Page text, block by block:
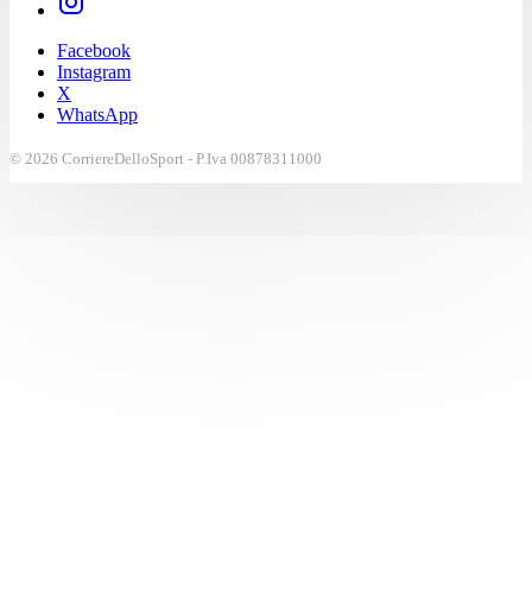
Facebook
Instagram
X
WhatsApp
© 2026 CorriereDelloSport - P.Iva 00878311000